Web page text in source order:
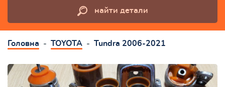
найти детали
Головна TOYOTA Tundra 2006-2021